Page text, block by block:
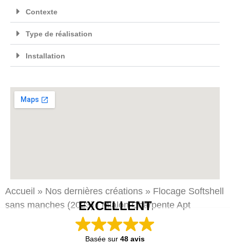
Contexte
Type de réalisation
Installation
Accueil » Nos dernières créations » Flocage Softshell
sans manches (2023) | Mialon Charpente Apt
EXCELLENT
Basée sur 48 avis